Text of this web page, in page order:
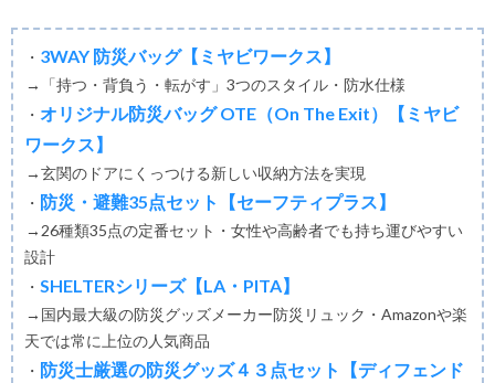
・ 3WAY 防災バッグ【ミヤビワークス】
→「持つ・背負う・転がす」3つのスタイル・防水仕様
・ オリジナル防災バッグ OTE（On The Exit）【ミヤビ
ワークス】
→玄関のドアにくっつける新しい収納方法を実現
・ 防災・避難35点セット【セーフティプラス】
→26種類35点の定番セット・女性や高齢者でも持ち運びやすい
設計
・ SHELTERシリーズ【LA・PITA】
→国内最大級の防災グッズメーカー防災リュック・Amazonや楽
天では常に上位の人気商品
・ 防災士厳選の防災グッズ４３点セット【ディフェンド